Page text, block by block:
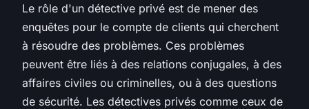
Le rôle d'un détective privé est de mener des
enquêtes pour le compte de clients qui cherchent
à résoudre des problèmes. Ces problèmes
peuvent être liés à des relations conjugales, à des
affaires civiles ou criminelles, ou à des questions
de sécurité. Les détectives privés comme ceux de